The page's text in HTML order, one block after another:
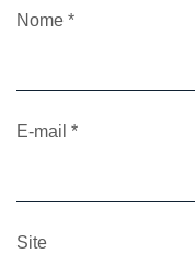
Nome *
E-mail *
Site